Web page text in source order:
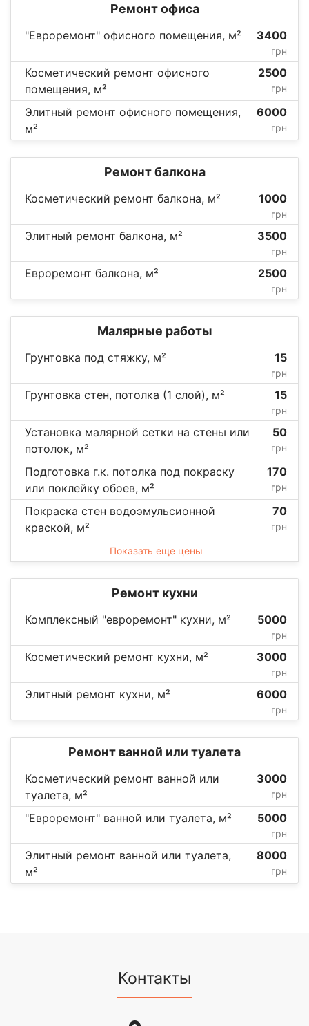
Ремонт офиса
"Евроремонт" офисного помещения, м² 3400
грн
Косметический ремонт офисного
помещения, м²
2500
грн
Элитный ремонт офисного помещения,
м²
6000
грн
Ремонт балкона
Косметический ремонт балкона, м² 1000
грн
Элитный ремонт балкона, м² 3500
грн
Евроремонт балкона, м² 2500
грн
Малярные работы
Грунтовка под стяжку, м² 15
грн
Грунтовка стен, потолка (1 слой), м² 15
грн
Установка малярной сетки на стены или
потолок, м²
50
грн
Подготовка г.к. потолка под покраску
или поклейку обоев, м²
170
грн
Покраска стен водоэмульсионной
краской, м²
70
грн
Показать еще цены
Ремонт кухни
Комплексный "евроремонт" кухни, м² 5000
грн
Косметический ремонт кухни, м² 3000
грн
Элитный ремонт кухни, м² 6000
грн
Ремонт ванной или туалета
Косметический ремонт ванной или
туалета, м²
3000
грн
"Евроремонт" ванной или туалета, м² 5000
грн
Элитный ремонт ванной или туалета,
м²
8000
грн
Контакты